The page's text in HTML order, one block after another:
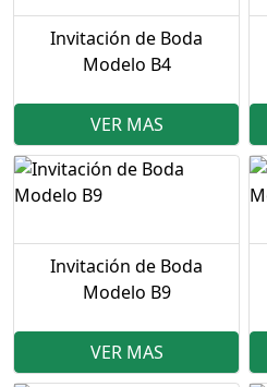
Invitación de Boda
Modelo B4
VER MAS
Invitación de Boda
Modelo B9
VER MAS